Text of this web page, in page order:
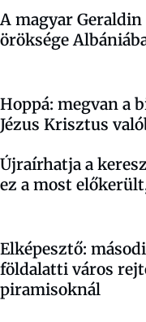
A magyar
öröksége
Hoppá: megvan a
Jézus Krisztus
Újraírhatja a
ez a most
Elképesztő:
földalatti város
piramisoknál